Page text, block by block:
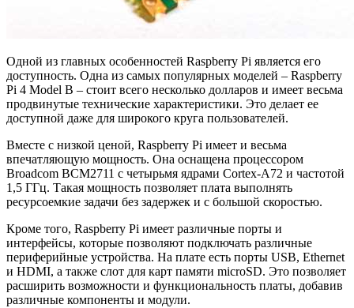
Одной из главных особенностей Raspberry Pi является его
доступность. Одна из самых популярных моделей – Raspberry
Pi 4 Model B – стоит всего несколько долларов и имеет весьма
продвинутые технические характеристики. Это делает ее
доступной даже для широкого круга пользователей.
Вместе с низкой ценой, Raspberry Pi имеет и весьма
впечатляющую мощность. Она оснащена процессором
Broadcom BCM2711 с четырьмя ядрами Cortex-A72 и частотой
1,5 ГГц. Такая мощность позволяет плата выполнять
ресурсоемкие задачи без задержек и с большой скоростью.
Кроме того, Raspberry Pi имеет различные порты и
интерфейсы, которые позволяют подключать различные
периферийные устройства. На плате есть порты USB, Ethernet
и HDMI, а также слот для карт памяти microSD. Это позволяет
расширить возможности и функциональность платы, добавив
различные компоненты и модули.